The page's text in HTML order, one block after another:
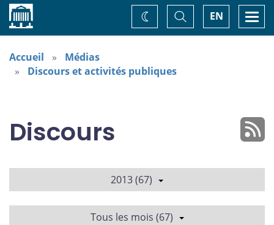
Accueil EN
Basculer
la
recherche
Changez
de
Accueil
Médias
Discours et activités publiques
Discours
2013 (67)
Tous les mois (67)